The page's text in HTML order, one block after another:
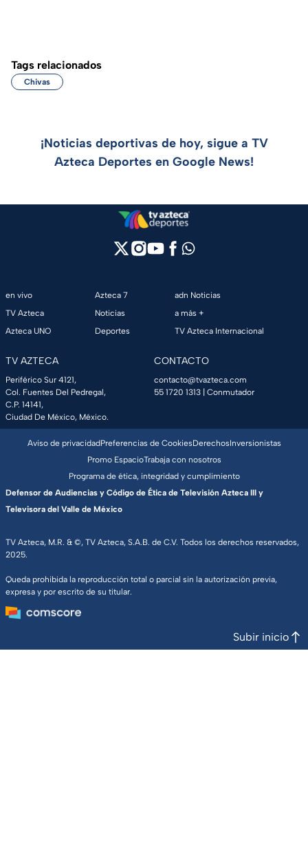
Tags relacionados
Chivas
¡Noticias deportivas de hoy, sigue a TV
Azteca Deportes en Google News!
en vivo
TV Azteca
Azteca UNO
Azteca 7
Noticias
Deportes
adn Noticias
a más +
TV Azteca Internacional
TV AZTECA
Periférico Sur 4121,
Col. Fuentes Del Pedregal,
C.P. 14141,
Ciudad De México, México.
CONTACTO
contacto@tvazteca.com
55 1720 1313 | Conmutador
TV Azteca, M.R. & ©, TV Azteca, S.A.B. de C.V. Todos los derechos reservados,
2025.
Queda prohibida la reproducción total o parcial sin la autorización previa,
expresa y por escrito de su titular.
Aviso de privacidadPreferencias de CookiesDerechosInversionistas
Promo EspacioTrabaja con nosotros
Programa de ética, integridad y cumplimiento
Defensor de Audiencias y Código de Ética de Televisión Azteca III y
Televisora del Valle de México
Subir inicio